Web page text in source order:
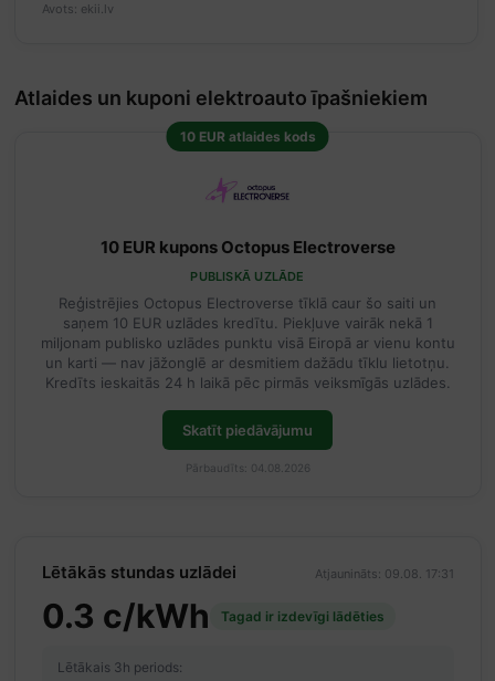
Avots: ekii.lv
Atlaides un kuponi elektroauto īpašniekiem
10 EUR atlaides kods
10 EUR kupons Octopus Electroverse
PUBLISKĀ UZLĀDE
Reģistrējies Octopus Electroverse tīklā caur šo saiti un
saņem 10 EUR uzlādes kredītu. Piekļuve vairāk nekā 1
miljonam publisko uzlādes punktu visā Eiropā ar vienu kontu
un karti — nav jāžonglē ar desmitiem dažādu tīklu lietotņu.
Kredīts ieskaitās 24 h laikā pēc pirmās veiksmīgās uzlādes.
Skatīt piedāvājumu
Pārbaudīts: 04.08.2026
Lētākās stundas uzlādei Atjaunināts: 09.08. 17:31
0.3 c/kWh Tagad ir izdevīgi lādēties
Lētākais 3h periods: